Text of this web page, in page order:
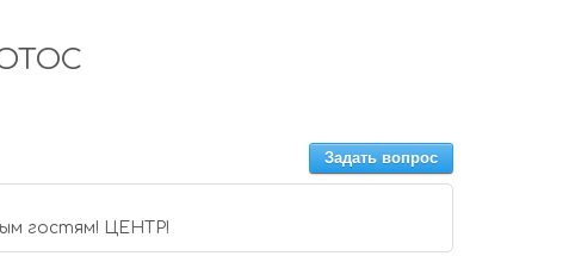
Задать вопрос
гостям! ЦЕНТР!